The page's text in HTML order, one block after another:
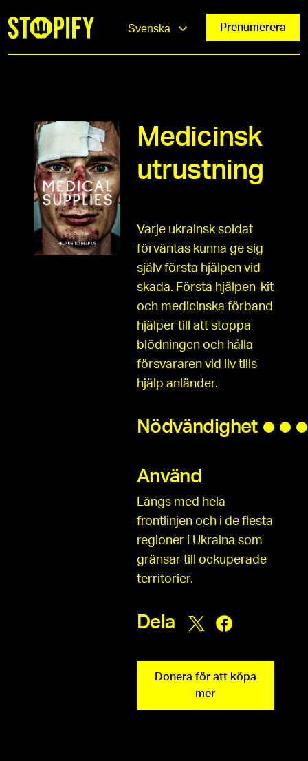
Svenska Prenumerera
Medicinsk
utrustning
Varje ukrainsk soldat
förväntas kunna ge sig
själv första hjälpen vid
skada. Första hjälpen-kit
och medicinska förband
hjälper till att stoppa
blödningen och hålla
försvararen vid liv tills
hjälp anländer.
Nödvändighet
Använd
Längs med hela
frontlinjen och i de flesta
regioner i Ukraina som
gränsar till ockuperade
territorier.
Dela
Donera för att köpa
mer